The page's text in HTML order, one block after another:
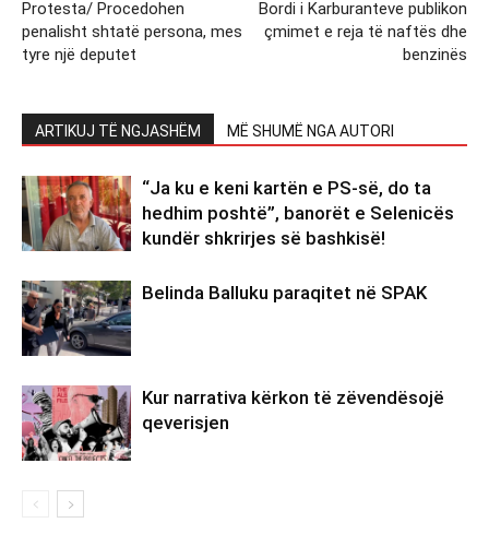
Protesta/ Procedohen
penalisht shtatë persona, mes
tyre një deputet
Bordi i Karburanteve publikon
çmimet e reja të naftës dhe
benzinës
ARTIKUJ TË NGJASHËM MË SHUMË NGA AUTORI
“Ja ku e keni kartën e PS-së, do ta
hedhim poshtë”, banorët e Selenicës
kundër shkrirjes së bashkisë!
Belinda Balluku paraqitet në SPAK
Kur narrativa kërkon të zëvendësojë
qeverisjen